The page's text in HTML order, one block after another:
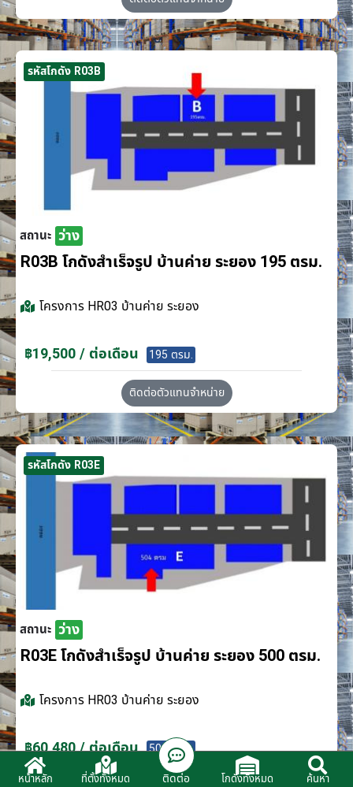
รหัสโกดัง R03B
สถานะ ว่าง
R03B โกดังสำเร็จรูป บ้านค่าย ระยอง 195 ตรม.
โครงการ HR03 บ้านค่าย ระยอง
฿19,500 / ต่อเดือน 195 ตรม.
ติดต่อตัวแทนจำหน่าย
รหัสโกดัง R03E
สถานะ ว่าง
R03E โกดังสำเร็จรูป บ้านค่าย ระยอง 500 ตรม.
โครงการ HR03 บ้านค่าย ระยอง
฿60,480 / ต่อเดือน 500 ตรม.
หน้าหลัก ที่ตั้งทั้งหมด ติดต่อ โกดังทั้งหมด ค้นหา